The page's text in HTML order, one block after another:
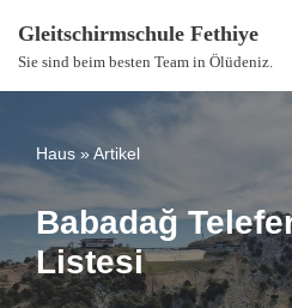
Zum
Inhalt
Gleitschirmschule Fethiye
Sie sind beim besten Team in Ölüdeniz.
Haus » Artikel
Babadağ
Listesi